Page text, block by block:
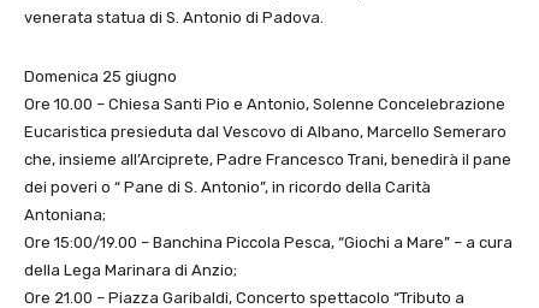
venerata statua di S. Antonio di Padova.
Domenica 25 giugno
Ore 10.00 – Chiesa Santi Pio e Antonio, Solenne Concelebrazione
Eucaristica presieduta dal Vescovo di Albano, Marcello Semeraro
che, insieme all’Arciprete, Padre Francesco Trani, benedirà il pane
dei poveri o “ Pane di S. Antonio”, in ricordo della Carità
Antoniana;
Ore 15:00/19.00 – Banchina Piccola Pesca, “Giochi a Mare” – a cura
della Lega Marinara di Anzio;
Ore 21.00 – Piazza Garibaldi, Concerto spettacolo “Tributo a